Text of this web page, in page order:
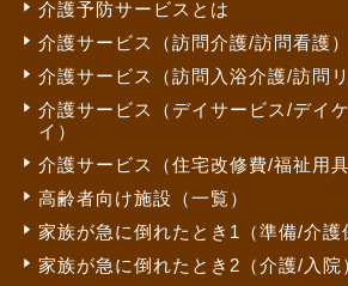
介護予防サービスとは
介護サービス（訪問介護/訪問看護）
介護サービス（訪問入浴介護/訪問リ
介護サービス（デイサービス/デイ
イ）
介護サービス（住宅改修費/福祉用
高齢者向け施設（一覧）
家族が急に倒れたとき1（準備/介護
家族が急に倒れたとき2（介護/入院